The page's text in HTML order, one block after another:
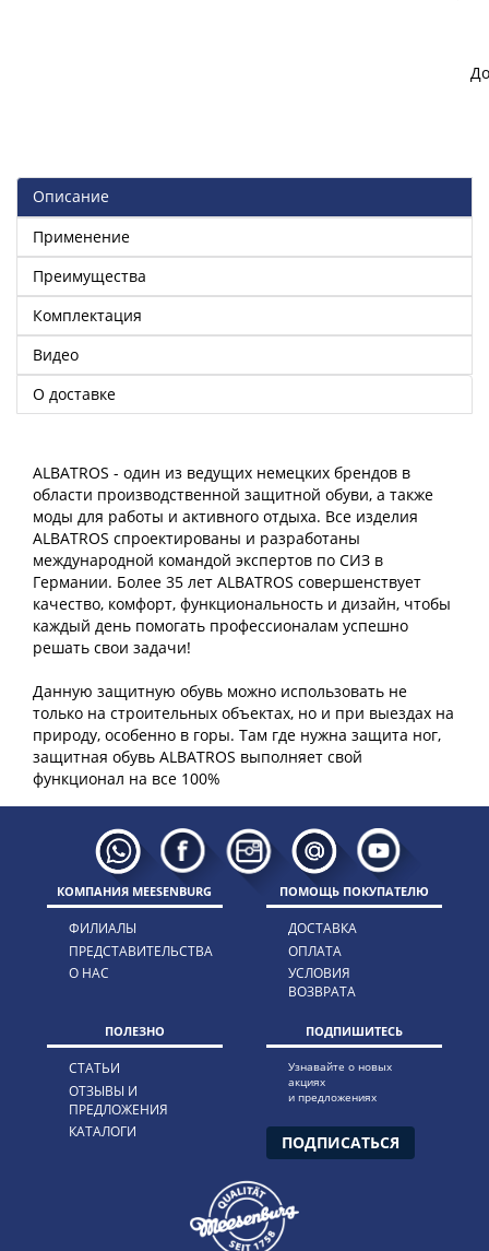
Описание
Применение
Преимущества
Комплектация
Видео
О доставке
ALBATROS - один из ведущих немецких брендов в
области производственной защитной обуви, а также
моды для работы и активного отдыха. Все изделия
ALBATROS спроектированы и разработаны
международной командой экспертов по СИЗ в
Германии. Более 35 лет ALBATROS совершенствует
качество, комфорт, функциональность и дизайн, чтобы
каждый день помогать профессионалам успешно
решать свои задачи!
Данную защитную обувь можно использовать не
только на строительных объектах, но и при выездах на
природу, особенно в горы. Там где нужна защита ног,
защитная обувь ALBATROS выполняет свой
КОМПАНИЯ MEESENBURG
ФИЛИАЛЫ
ПРЕДСТАВИТЕЛЬСТВА
О НАС
ПОМОЩЬ ПОКУПАТЕЛЮ
ДОСТАВКА
ОПЛАТА
УСЛОВИЯ
ВОЗВРАТА
ПОЛЕЗНО
СТАТЬИ
ОТЗЫВЫ И
ПРЕДЛОЖЕНИЯ
КАТАЛОГИ
ПОДПИШИТЕСЬ
Узнавайте о новых
акциях
и предложениях
ПОДПИСАТЬСЯ